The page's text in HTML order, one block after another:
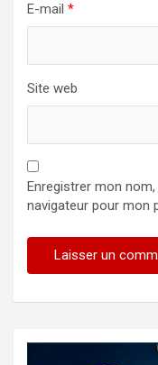
E-mail *
Site web
Enregistrer mon
navigateur pour mon